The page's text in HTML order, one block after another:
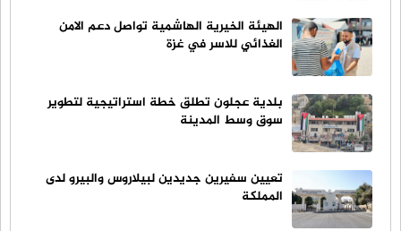
الهيئة الخيرية الهاشمية تواصل دعم الامن
الغذائي للاسر في غزة
بلدية عجلون تطلق خطة استراتيجية لتطوير
سوق وسط المدينة
تعيين سفيرين جديدين لبيلاروس والبيرو لدى
المملكة